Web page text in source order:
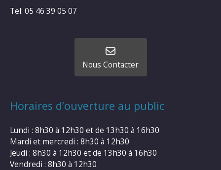
Tel: 05 46 39 05 07
Nous Contacter
Horaires d’ouverture au public
Lundi : 8h30 à 12h30 et de 13h30 à 16h30
Mardi et mercredi : 8h30 à 12h30
Jeudi : 8h30 à 12h30 et de 13h30 à 16h30
Vendredi : 8h30 à 12h30